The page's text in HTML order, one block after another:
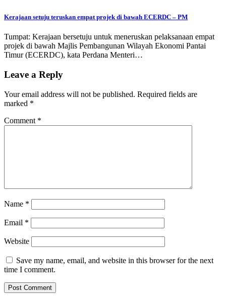
Kerajaan setuju teruskan empat projek di bawah ECERDC – PM
Tumpat: Kerajaan bersetuju untuk meneruskan pelaksanaan empat
projek di bawah Majlis Pembangunan Wilayah Ekonomi Pantai
Timur (ECERDC), kata Perdana Menteri…
Leave a Reply
Your email address will not be published. Required fields are
marked *
Comment *
Name *
Email *
Website
Save my name, email, and website in this browser for the next
time I comment.